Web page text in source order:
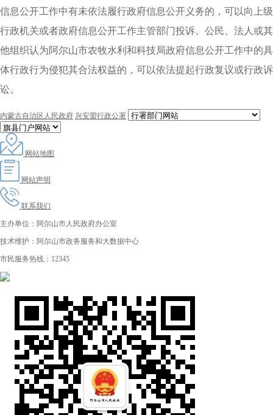
信息公开工作中有未依法履行政府信息公开义务的，可以向上级
行政机关或者政府信息公开工作主管部门投诉。公民、法人或其
他组织认为阿尔山市农牧水利和科技局政府信息公开工作中的具
体行政行为侵犯其合法权益的，可以依法提起行政复议或行政诉
讼。
内蒙古自治区人民政府 兴安盟行政公署
网站地图
网站声明
联系我们
主办单位：阿尔山市人民政府办公室
技术维护：阿尔山市政务服务和大数据中心
市民服务热线：12345